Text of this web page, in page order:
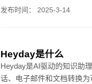
发布时间： 2025-3-14
Heyday是什么
Heyday是AI驱动的知识助
话、电子邮件和文档转换